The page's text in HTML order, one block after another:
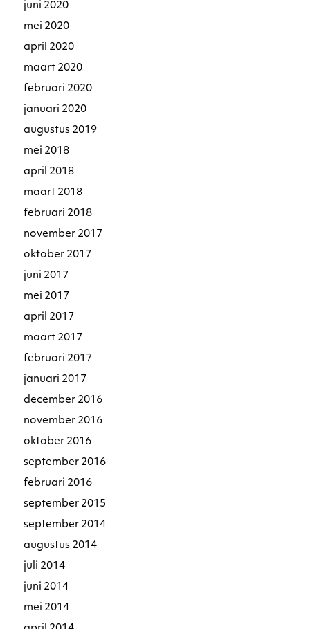
juni 2020
mei 2020
april 2020
maart 2020
februari 2020
januari 2020
augustus 2019
mei 2018
april 2018
maart 2018
februari 2018
november 2017
oktober 2017
juni 2017
mei 2017
april 2017
maart 2017
februari 2017
januari 2017
december 2016
november 2016
oktober 2016
september 2016
februari 2016
september 2015
september 2014
augustus 2014
juli 2014
juni 2014
mei 2014